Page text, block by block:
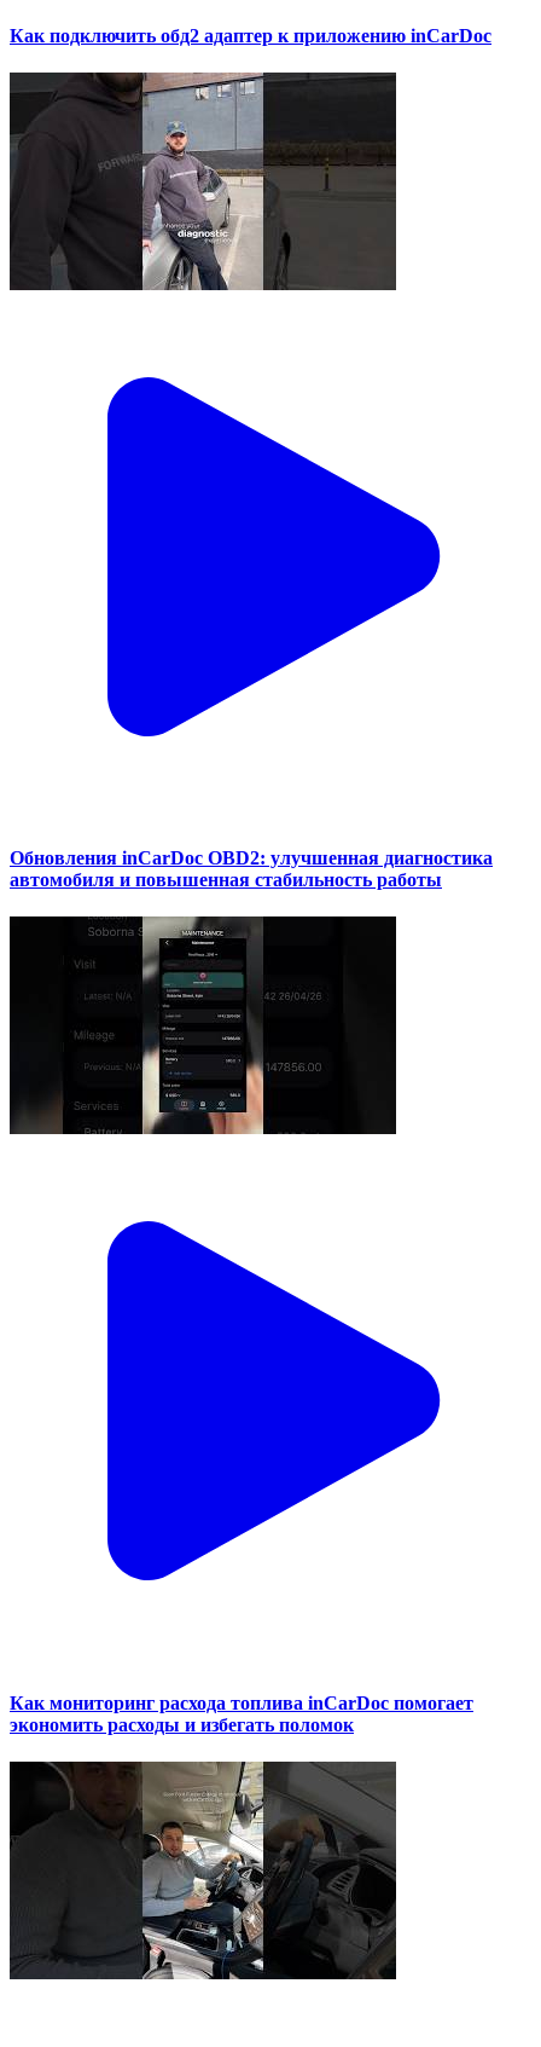
Как подключить обд2 адаптер к приложению inCarDoc
Обновления inCarDoc OBD2: улучшенная диагностика
автомобиля и повышенная стабильность работы
Как мониторинг расхода топлива inCarDoc помогает
экономить расходы и избегать поломок